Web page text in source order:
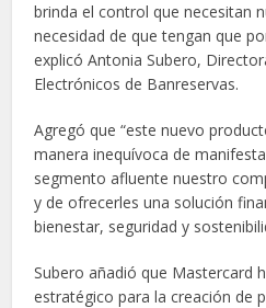
brinda el control que necesitan
necesidad de que tengan que
explicó Antonia Subero,
Electrónicos de Banreservas.
Agregó que “este nuevo
manera inequívoca de
segmento afluente nuestro
y de ofrecerles una solución
bienestar, seguridad y
Subero añadió que Mastercard
estratégico para la creación de